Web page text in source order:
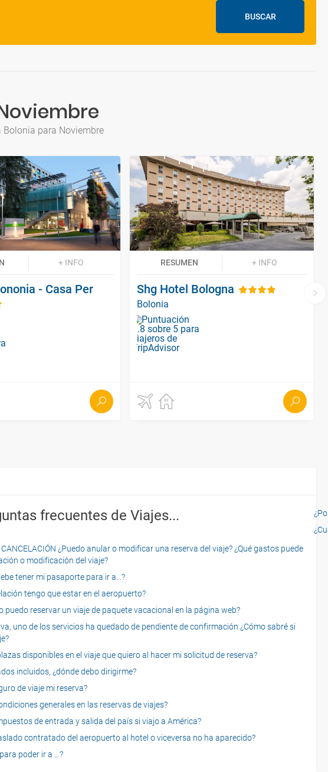
BUSCAR
para Noviembre
+ INFO
- Casa Per
RESUMEN + INFO
Shg Hotel Bologna
Bolonia
frecuentes de Viajes...
CANCELACIÓN ¿Puedo anular o modificar una reserva del viaje? ¿Qué gastos puede
o modificación del viaje?
tener mi pasaporte para ir a...?
tengo que estar en el aeropuerto?
puedo reservar un viaje de paquete vacacional en la página web?
uno de los servicios ha quedado de pendiente de confirmación ¿Cómo sabré si
disponibles en el viaje que quiero al hacer mi solicitud de reserva?
incluidos, ¿dónde debo dirigirme?
de viaje mi reserva?
generales en las reservas de viajes?
de entrada y salida del país si viajo a América?
contratado del aeropuerto al hotel o viceversa no ha aparecido?
poder ir a ...?